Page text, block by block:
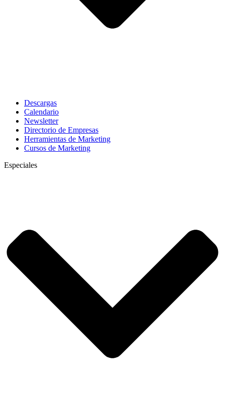
Descargas
Calendario
Newsletter
Directorio de Empresas
Herramientas de Marketing
Cursos de Marketing
Especiales